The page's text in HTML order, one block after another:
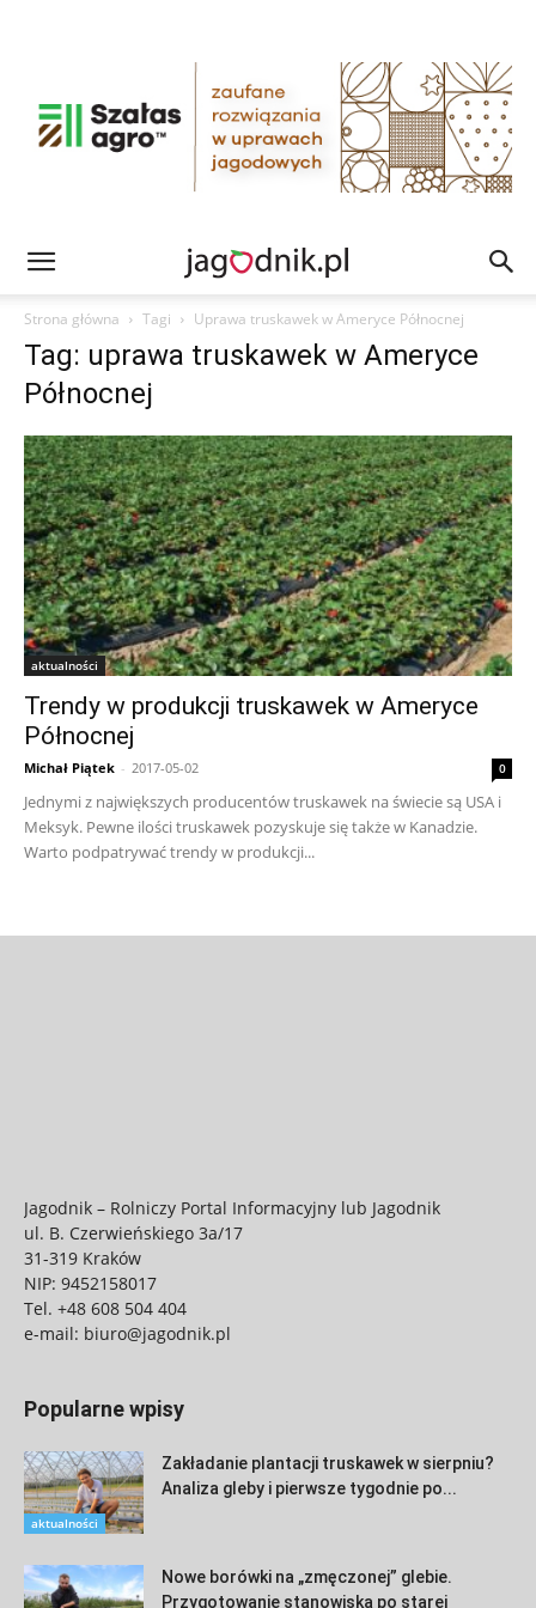
Strona główna Tagi Uprawa truskawek w Ameryce Północnej
Tag: uprawa truskawek w Ameryce
Północnej
aktualności
Trendy w produkcji truskawek w Ameryce
Północnej
Michał Piątek - 2017-05-02 0
Jednymi z największych producentów truskawek na świecie są USA i
Meksyk. Pewne ilości truskawek pozyskuje się także w Kanadzie.
Warto podpatrywać trendy w produkcji...
Jagodnik – Rolniczy Portal Informacyjny lub Jagodnik
ul. B. Czerwieńskiego 3a/17
31-319 Kraków
NIP: 9452158017
Tel. +48 608 504 404
e-mail: biuro@jagodnik.pl
Popularne wpisy
aktualności
Zakładanie plantacji truskawek w sierpniu?
Analiza gleby i pierwsze tygodnie po...
Nowe borówki na „zmęczonej” glebie.
Przygotowanie stanowiska po starej